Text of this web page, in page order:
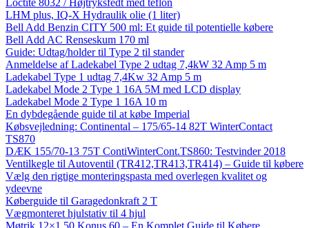
LHM plus, IQ-X Hydraulik olie (1 liter)
Bell Add Benzin CITY 500 ml: Et guide til potentielle købere
Bell Add AC Renseskum 170 ml
Guide: Udtag/holder til Type 2 til stander
Anmeldelse af Ladekabel Type 2 udtag 7,4kW 32 Amp 5 m
Ladekabel Type 1 udtag 7,4Kw 32 Amp 5 m
Ladekabel Mode 2 Type 1 16A 5M med LCD display
Ladekabel Mode 2 Type 1 16A 10 m
En dybdegående guide til at købe Imperial
Købsvejledning: Continental – 175/65-14 82T WinterContact
TS870
DÆK 155/70-13 75T ContiWinterCont.TS860: Testvinder 2018
Ventilkegle til Autoventil (TR412,TR413,TR414) – Guide til købere
Vælg den rigtige monteringspasta med overlegen kvalitet og
ydeevne
Køberguide til Garagedonkraft 2 T
Vægmonteret hjulstativ til 4 hjul
Møtrik 12×1,50 Konus 60 – En Komplet Guide til Købere